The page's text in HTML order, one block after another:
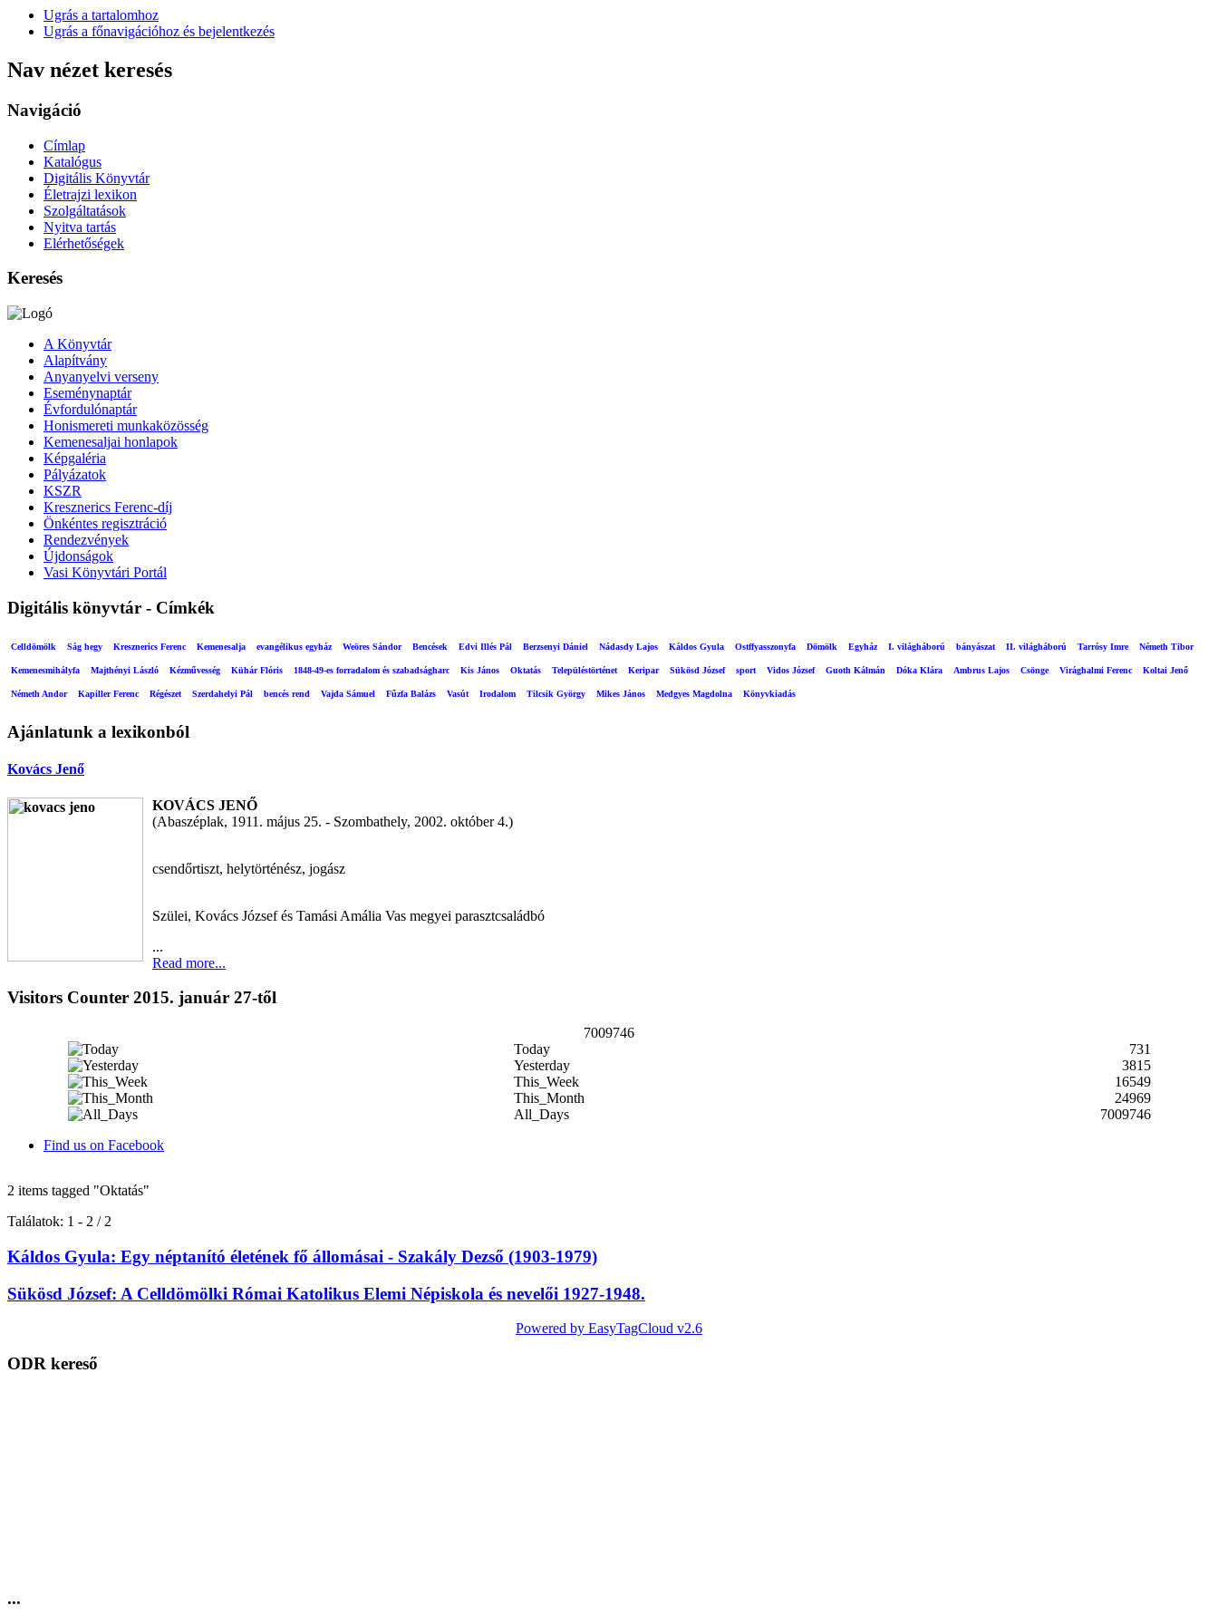
Ugrás a tartalomhoz
Ugrás a főnavigációhoz és bejelentkezés
Nav nézet keresés
Navigáció
Címlap
Katalógus
Digitális Könyvtár
Életrajzi lexikon
Szolgáltatások
Nyitva tartás
Elérhetőségek
Keresés
A Könyvtár
Alapítvány
Anyanyelvi verseny
Eseménynaptár
Évfordulónaptár
Honismereti munkaközösség
Kemenesaljai honlapok
Képgaléria
Pályázatok
KSZR
Kresznerics Ferenc-díj
Önkéntes regisztráció
Rendezvények
Újdonságok
Vasi Könyvtári Portál
Digitális könyvtár - Címkék
Celldömölk Ság hegy Kresznerics Ferenc Kemenesalja evangélikus egyház Weöres Sándor Bencések Edvi Illés Pál Berzsenyi Dániel Nádasdy Lajos Káldos Gyula Ostffyasszonyfa Dömölk Egyház I. világháború bányászat II. világháború Tarrósy Imre Németh Tibor
Kemenesmihályfa Majthényi László Kézművesség Kühár Flóris 1848-49-es forradalom és szabadságharc Kis János Oktatás Településtörténet Keripar Sükösd József sport Vidos József Guoth Kálmán Dóka Klára Ambrus Lajos Csönge Virághalmi Ferenc Koltai Jenő
Németh Andor Kapiller Ferenc Régészet Szerdahelyi Pál bencés rend Vajda Sámuel Fűzfa Balázs Vasút Irodalom Tilcsik György Mikes János Medgyes Magdolna Könyvkiadás
Ajánlatunk a lexikonból
Kovács Jenő
KOVÁCS JENŐ
(Abaszéplak, 1911. május 25. - Szombathely, 2002. október 4.)
csendőrtiszt, helytörténész, jogász
Szülei, Kovács József és Tamási Amália Vas megyei parasztcsaládbó
...
Read more...
Visitors Counter 2015. január 27-től
7009746
Today
731
Yesterday
3815
This_Week
16549
This_Month
24969
All_Days
7009746
Find us on Facebook
2 items tagged "Oktatás"
Találatok: 1 - 2 / 2
Káldos Gyula: Egy néptanító életének fő állomásai - Szakály Dezső (1903-1979)
Sükösd József: A Celldömölki Római Katolikus Elemi Népiskola és nevelői 1927-1948.
Powered by EasyTagCloud v2.6
ODR kereső
...